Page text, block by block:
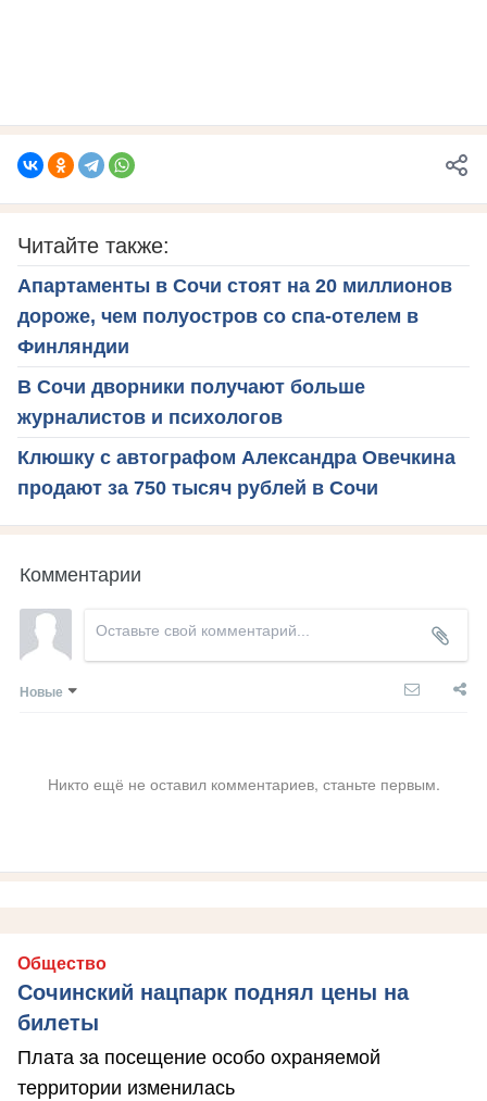
Читайте также:
Апартаменты в Сочи стоят на 20 миллионов
дороже, чем полуостров со спа-отелем в
Финляндии
В Сочи дворники получают больше
журналистов и психологов
Клюшку с автографом Александра Овечкина
продают за 750 тысяч рублей в Сочи
Комментарии
Новые
Никто ещё не оставил комментариев, станьте первым.
Общество
Сочинский нацпарк поднял цены на
билеты
Плата за посещение особо охраняемой
территории изменилась